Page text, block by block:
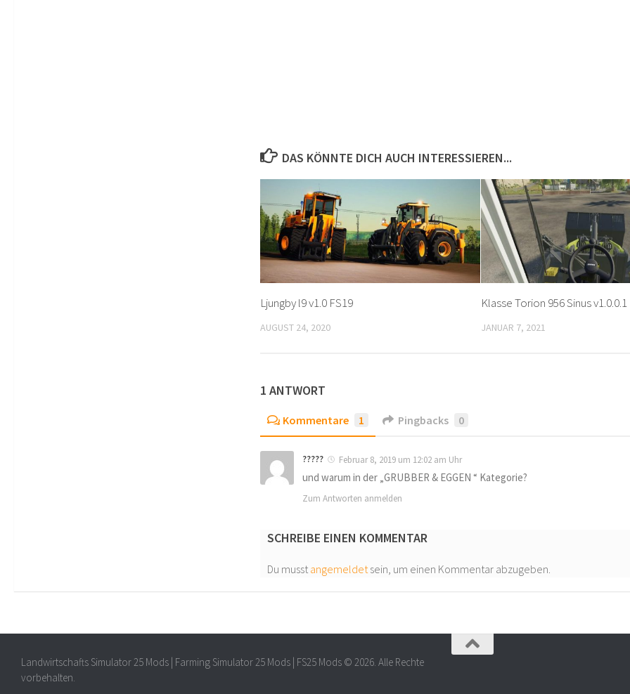
DAS KÖNNTE DICH AUCH INTERESSIEREN...
Ljungby l9 v1.0 FS19
AUGUST 24, 2020
Klasse Torion 956 Sinus
JANUAR 7, 2021
1 ANTWORT
Kommentare 1 Pingbacks 0
????? Februar 8, 2019 um 12:02 am Uhr
und warum in der „GRUBBER & EGGEN “ Kategorie?
Zum Antworten anmelden
SCHREIBE EINEN KOMMENTAR
Du musstangemeldetsein, um einen Kommentar abzugeben.
Landwirtschafts Simulator 25 Mods | Farming Simulator 25 Mods | FS25 Mods © 2026. Alle Rechte
vorbehalten.